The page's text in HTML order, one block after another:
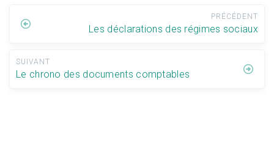
PRÉCÉDENT
Les déclarations des régimes sociaux
SUIVANT
Le chrono des documents comptables